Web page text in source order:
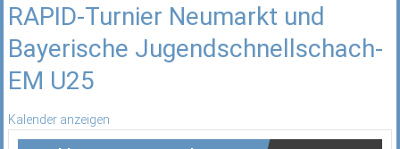
RAPID-Turnier Neumarkt und
Bayerische Jugendschnellschach-
EM U25
Kalender anzeigen